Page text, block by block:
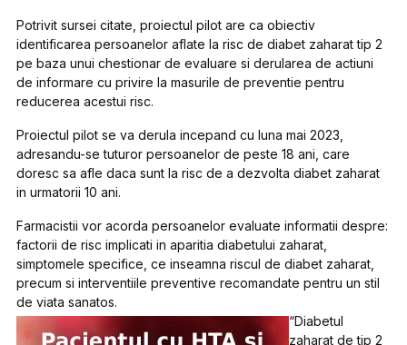
Potrivit sursei citate, proiectul pilot are ca obiectiv
identificarea persoanelor aflate la risc de diabet zaharat tip 2
pe baza unui chestionar de evaluare si derularea de actiuni
de informare cu privire la masurile de preventie pentru
reducerea acestui risc.
Proiectul pilot se va derula incepand cu luna mai 2023,
adresandu-se tuturor persoanelor de peste 18 ani, care
doresc sa afle daca sunt la risc de a dezvolta diabet zaharat
in urmatorii 10 ani.
Farmacistii vor acorda persoanelor evaluate informatii despre:
factorii de risc implicati in aparitia diabetului zaharat,
simptomele specifice, ce inseamna riscul de diabet zaharat,
precum si interventiile preventive recomandate pentru un stil
de viata sanatos.
“Diabetul
zaharat de tip 2